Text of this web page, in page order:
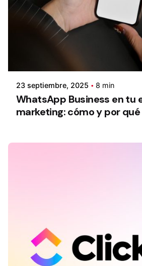
23 septiembre, 2025 8 min
WhatsApp Business en tu
marketing: cómo y por